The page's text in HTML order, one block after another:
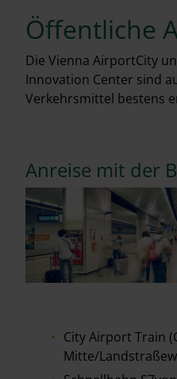
Öffentliche
Die Vienna AirportCity
Innovation Center sind
Verkehrsmittel bestens
Anreise mit der
City Airport Train
Mitte/